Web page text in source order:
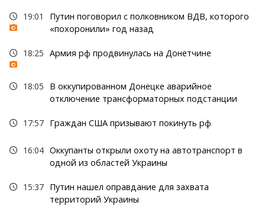
19:01
Путин поговорил с полковником ВДВ, которого
«похоронили» год назад
18:25 Армия рф продвинулась на Донетчине
18:05
В оккупированном Донецке аварийное
отключение трансформаторных подстанции
17:57 Граждан США призывают покинуть рф
16:04 Оккупанты открыли охоту на автотранспорт в
одной из областей Украины
15:37 Путин нашел оправдание для захвата
территорий Украины